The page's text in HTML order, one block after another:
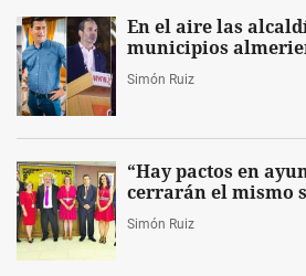
En el aire las
municipios
Simón Ruiz
“Hay pactos en
cerrarán el mismo
Simón Ruiz